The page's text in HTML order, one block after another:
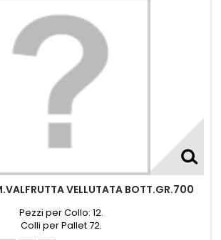
VELLUTATA BOTT.GR.700
Pezzi per Collo: 12.
Colli per Pallet 72.